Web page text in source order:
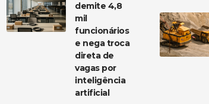
demite 4,8
mil
funcionários
e nega troca
direta de
vagas por
inteligência
artificial